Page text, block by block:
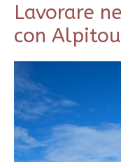
Lavorare
con